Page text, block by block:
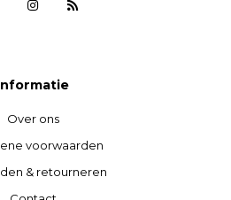
Over ons
voorwaarden
& retourneren